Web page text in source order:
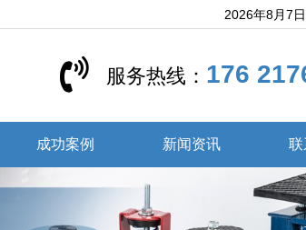
2026年8月7
服务热线： 176
成功案例 新闻资讯 联